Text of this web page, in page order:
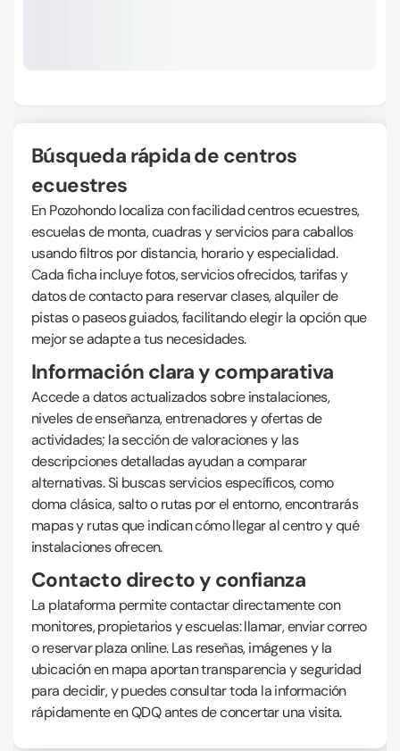
Búsqueda rápida de centros
ecuestres
En Pozohondo localiza con facilidad centros ecuestres,
escuelas de monta, cuadras y servicios para caballos
usando filtros por distancia, horario y especialidad.
Cada ficha incluye fotos, servicios ofrecidos, tarifas y
datos de contacto para reservar clases, alquiler de
pistas o paseos guiados, facilitando elegir la opción que
mejor se adapte a tus necesidades.
Información clara y comparativa
Accede a datos actualizados sobre instalaciones,
niveles de enseñanza, entrenadores y ofertas de
actividades; la sección de valoraciones y las
descripciones detalladas ayudan a comparar
alternativas. Si buscas servicios específicos, como
doma clásica, salto o rutas por el entorno, encontrarás
mapas y rutas que indican cómo llegar al centro y qué
instalaciones ofrecen.
Contacto directo y confianza
La plataforma permite contactar directamente con
monitores, propietarios y escuelas: llamar, enviar correo
o reservar plaza online. Las reseñas, imágenes y la
ubicación en mapa aportan transparencia y seguridad
para decidir, y puedes consultar toda la información
rápidamente en QDQ antes de concertar una visita.